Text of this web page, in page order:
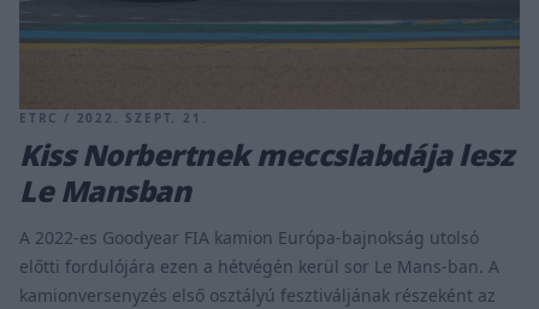
ETRC / 2022. SZEPT. 21.
Kiss Norbertnek meccslabdája lesz
Le Mansban
A 2022-es Goodyear FIA kamion Európa-bajnokság utolsó
előtti fordulójára ezen a hétvégén kerül sor Le Mans-ban. A
kamionversenyzés első osztályú fesztiváljának részeként az